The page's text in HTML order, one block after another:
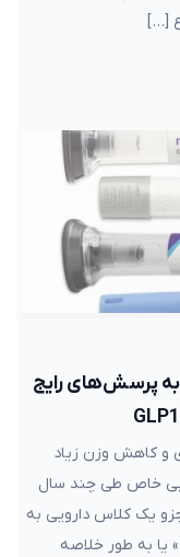
[…]
به پرسش‌های رایج
و کاهش وزن زیاد
خاص طی چند سال
یک کلاس دارویی به
نام «آگونیست گیرنده پپتید شبه گلوکاگون ۱» یا به طور خلاصه